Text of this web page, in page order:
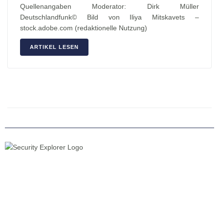
Quellenangaben Moderator: Dirk Müller
Deutschlandfunk© Bild von Iliya Mitskavets –
stock.adobe.com (redaktionelle Nutzung)
ARTIKEL LESEN